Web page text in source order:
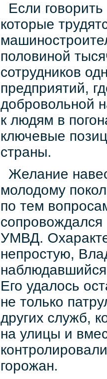
Если
которые
половиной
сотрудников
предприятий,
добровольной
к людям в
ключевые
страны.
Желание
молодому
по тем
сопровождался
УМВД.
непростую,
наблюдавшийся
Его удалось
не только
других служб,
на улицы и
горожан.